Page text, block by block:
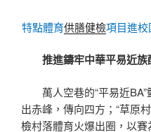
特點體育供膳健檢項目進
推進鑄牢中華平易近
萬人空巷的“平易近
出赤峰，傳向四方；“草原
檢村落體育火爆出圈，以